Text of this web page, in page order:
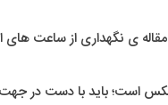
ی نگهداری از ساعت های
است؛ باید با دست در